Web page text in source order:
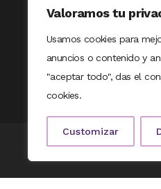
Valoramos tu
Usamos cookies para
anuncios o contenido y
"aceptar todo", das el
cookies.
Customizar